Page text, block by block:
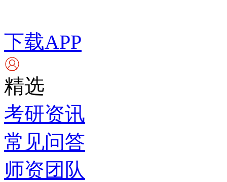
下载APP
精选
考研资讯
常见问答
师资团队